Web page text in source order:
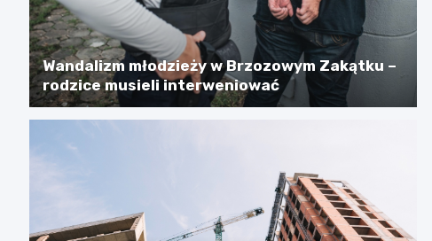
Wandalizm młodzieży w Brzozowym Zakątku –
rodzice musieli interweniować